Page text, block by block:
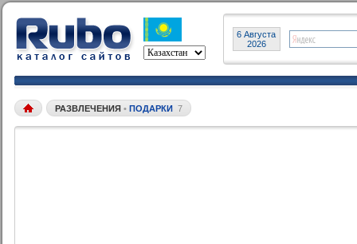
6 Августа
2026
РАЗВЛЕЧЕНИЯ • ПОДАРКИ 7